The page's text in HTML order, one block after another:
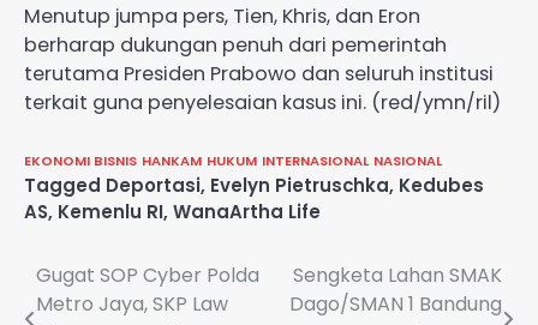
Menutup jumpa pers, Tien, Khris, dan Eron
berharap dukungan penuh dari pemerintah
terutama Presiden Prabowo dan seluruh institusi
terkait guna penyelesaian kasus ini. (red/ymn/ril)
EKONOMI BISNIS HANKAM HUKUM INTERNASIONAL NASIONAL
Tagged Deportasi, Evelyn Pietruschka, Kedubes
AS, Kemenlu RI, WanaArtha Life
Navigasi
Gugat SOP Cyber Polda
Metro Jaya, SKP Law
Sengketa Lahan SMAK
Dago/SMAN 1 Bandung